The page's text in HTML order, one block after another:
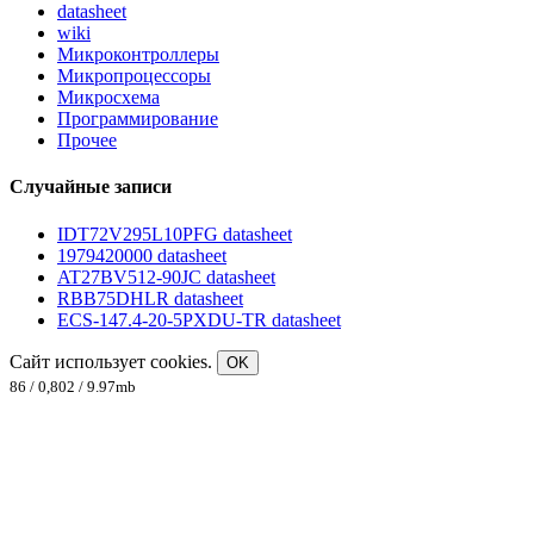
datasheet
wiki
Микроконтроллеры
Микропроцессоры
Микросхема
Программирование
Прочее
Случайные записи
IDT72V295L10PFG datasheet
1979420000 datasheet
AT27BV512-90JC datasheet
RBB75DHLR datasheet
ECS-147.4-20-5PXDU-TR datasheet
Сайт использует cookies.
OK
86 / 0,802 / 9.97mb